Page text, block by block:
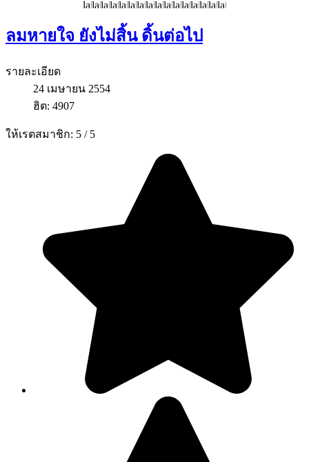
ลมหายใจ ยังไม่สิ้น ดิ้นต่อไป
รายละเอียด
24 เมษายน 2554
ฮิต: 4907
ให้เรตสมาชิก: 5 / 5